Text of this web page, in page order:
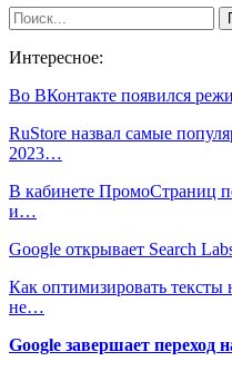
Интересное:
Во ВКонтакте появился
RuStore назвал самые
2023…
В кабинете ПромоСтраниц
и…
Google открывает Search
Как оптимизировать тексты
не…
Google завершает переход